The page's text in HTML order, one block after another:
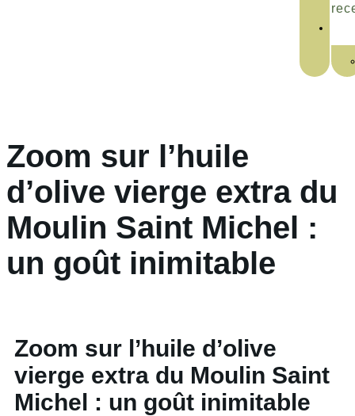
Zoom sur l’huile
d’olive vierge extra du
Moulin Saint Michel :
un goût inimitable
Zoom sur l’huile d’olive
vierge extra du Moulin Saint
Michel : un goût inimitable